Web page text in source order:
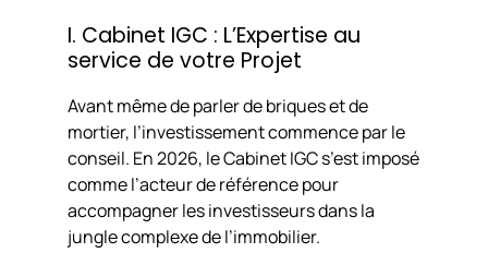
I. Cabinet IGC : L’Expertise au
service de votre Projet
Avant même de parler de briques et de
mortier, l’investissement commence par le
conseil. En 2026, le Cabinet IGC s’est imposé
comme l’acteur de référence pour
accompagner les investisseurs dans la
jungle complexe de l’immobilier.